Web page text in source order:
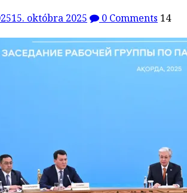
15. októbra 2025 0 Comments 14